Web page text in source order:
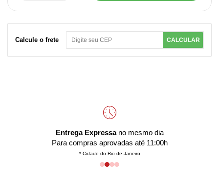
Calcule o frete CALCULAR
Entrega Expressano mesmo dia
Para compras aprovadas até 11:00h
* Cidade do Rio de Janeiro